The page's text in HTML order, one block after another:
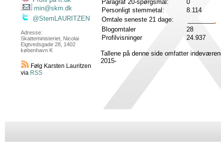
min@skm.dk
@StemLAURITZEN
Adresse:
Skatteministeriet, Nicolai
Eigtvedsgade 28, 1402
københavn K
Følg Karsten Lauritzen
via RSS
Paragraf 20-spørgsmål:
0
Personligt stemmetal:
8.114
Omtale seneste 21 dage:
Blogomtaler
28
Profilvisninger
24.937
Tallene på denne side omfatter
2015-